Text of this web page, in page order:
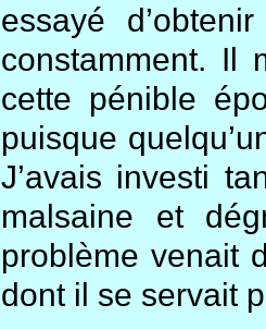
essayé
constamment. Il
cette pénible
puisque
J’avais investi
malsaine et
problème venait
dont il se servait